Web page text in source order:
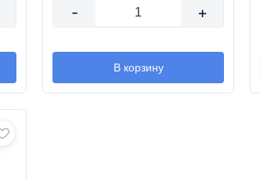
- +
В корзину